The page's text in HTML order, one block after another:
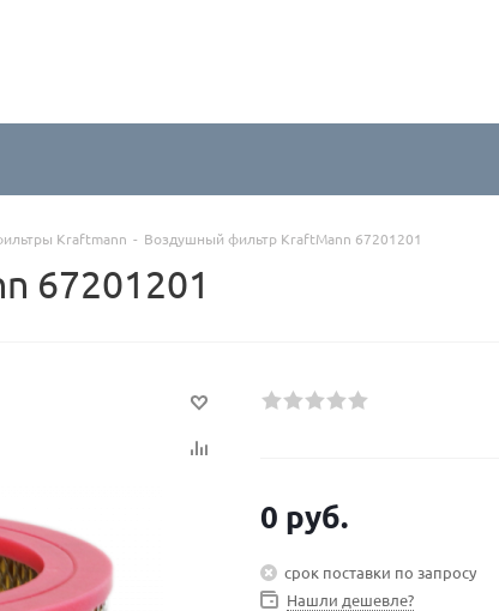
Kraftmann - Воздушный фильтр KraftMann 67201201
67201201
0 руб.
срок поставки по запросу
Нашли дешевле?